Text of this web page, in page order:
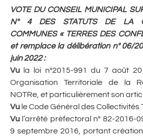
VOTE DU CONSEIL MUNICIPAL
N° 4 DES STATUTS DE LA
COMMUNES « TERRES DES
et remplace la délibération n° 06/
juin 2022:
Vu la loi n°2015-991 du 7 août
Organisation Territoriale de la
NOTRe, et particulièrement son
Vu le Code Général des Collectivités
Vu l’arrêté préfectoral n° 82-2016-
9 septembre 2016, portant